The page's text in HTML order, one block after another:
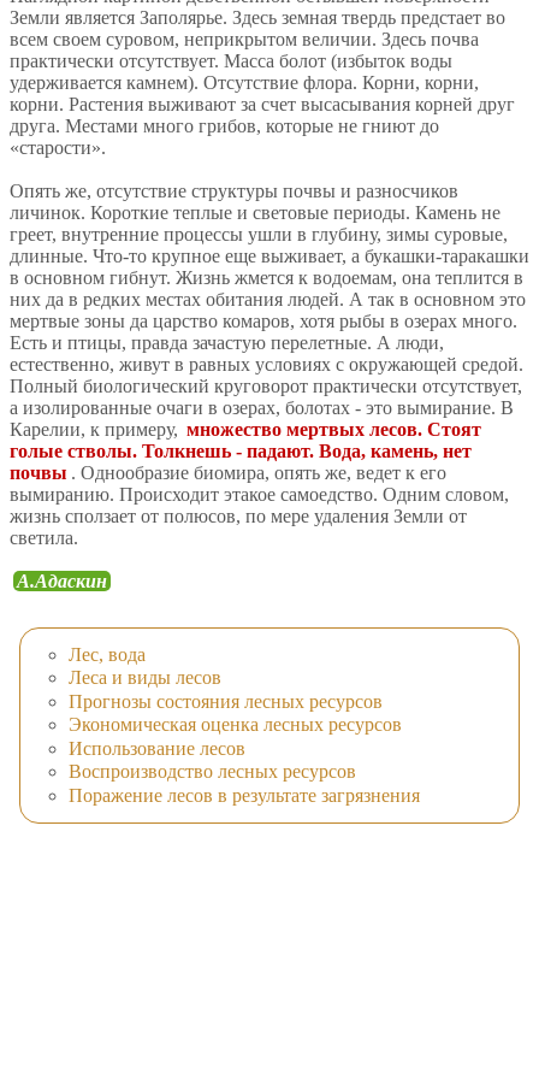
Земли является Заполярье. Здесь земная твердь предстает во
всем своем суровом, неприкрытом величии. Здесь почва
практически отсутствует. Масса болот (избыток воды
удерживается камнем). Отсутствие флора. Корни, корни,
корни. Растения выживают за счет высасывания корней друг
друга. Местами много грибов, которые не гниют до
«старости».
Опять же, отсутствие структуры почвы и разносчиков
личинок. Короткие теплые и световые периоды. Камень не
греет, внутренние процессы ушли в глубину, зимы суровые,
длинные. Что-то крупное еще выживает, а букашки-таракашки
в основном гибнут. Жизнь жмется к водоемам, она теплится в
них да в редких местах обитания людей. А так в основном это
мертвые зоны да царство комаров, хотя рыбы в озерах много.
Есть и птицы, правда зачастую перелетные. А люди,
естественно, живут в равных условиях с окружающей средой.
Полный биологический круговорот практически отсутствует,
а изолированные очаги в озерах, болотах - это вымирание. В
Карелии, к примеру, множество мертвых лесов. Стоят
голые стволы. Толкнешь - падают. Вода, камень, нет
почвы . Однообразие биомира, опять же, ведет к его
вымиранию. Происходит этакое самоедство. Одним словом,
жизнь сползает от полюсов, по мере удаления Земли от
светила.
А.Адаскин
Лес, вода
Леса и виды лесов
Прогнозы состояния лесных ресурсов
Экономическая оценка лесных ресурсов
Использование лесов
Воспроизводство лесных ресурсов
Поражение лесов в результате загрязнения